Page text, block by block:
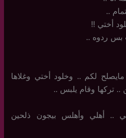
..
أختي !!
بس ردوه ..
لكم .. وخلود أختي وغلاها
.. تركها وقام يلبس ..
أهلي وأهلس بيجون ذلحين